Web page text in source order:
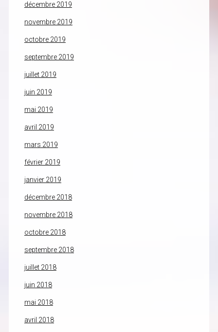
décembre 2019
novembre 2019
octobre 2019
septembre 2019
juillet 2019
juin 2019
mai 2019
avril 2019
mars 2019
février 2019
janvier 2019
décembre 2018
novembre 2018
octobre 2018
septembre 2018
juillet 2018
juin 2018
mai 2018
avril 2018